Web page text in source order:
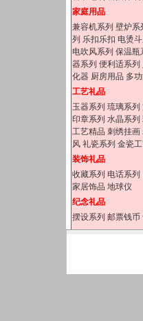
家庭用品
兼容机系列 壁炉系
列 乐扣乐扣 电烫斗
电吹风系列 保温瓶
器系列 便利适系列
化器 厨房用品 多
工艺礼品
玉器系列 琉璃系列
印章系列 水晶系列
工艺精品 刺绣挂画
风 礼瓷系列 金瓷
装饰礼品
收藏系列 电话系列
家居饰品 地球仪
纪念礼品
摆设系列 邮票钱币